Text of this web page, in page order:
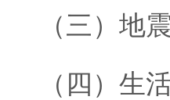
（三）地
（四）生